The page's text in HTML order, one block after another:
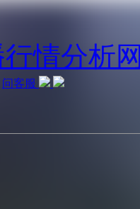
问客服